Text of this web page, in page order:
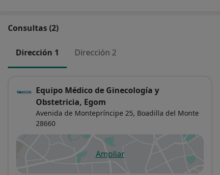
Consultas (2)
Dirección 1 Dirección 2
Equipo Médico de Ginecología y
Obstetricia, Egom
Avenida de Montepríncipe 25, Boadilla del Monte
28660
Ampliarse abre en una nueva